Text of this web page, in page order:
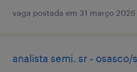
vaga postada em 31 março 2026
analista semi. sr -